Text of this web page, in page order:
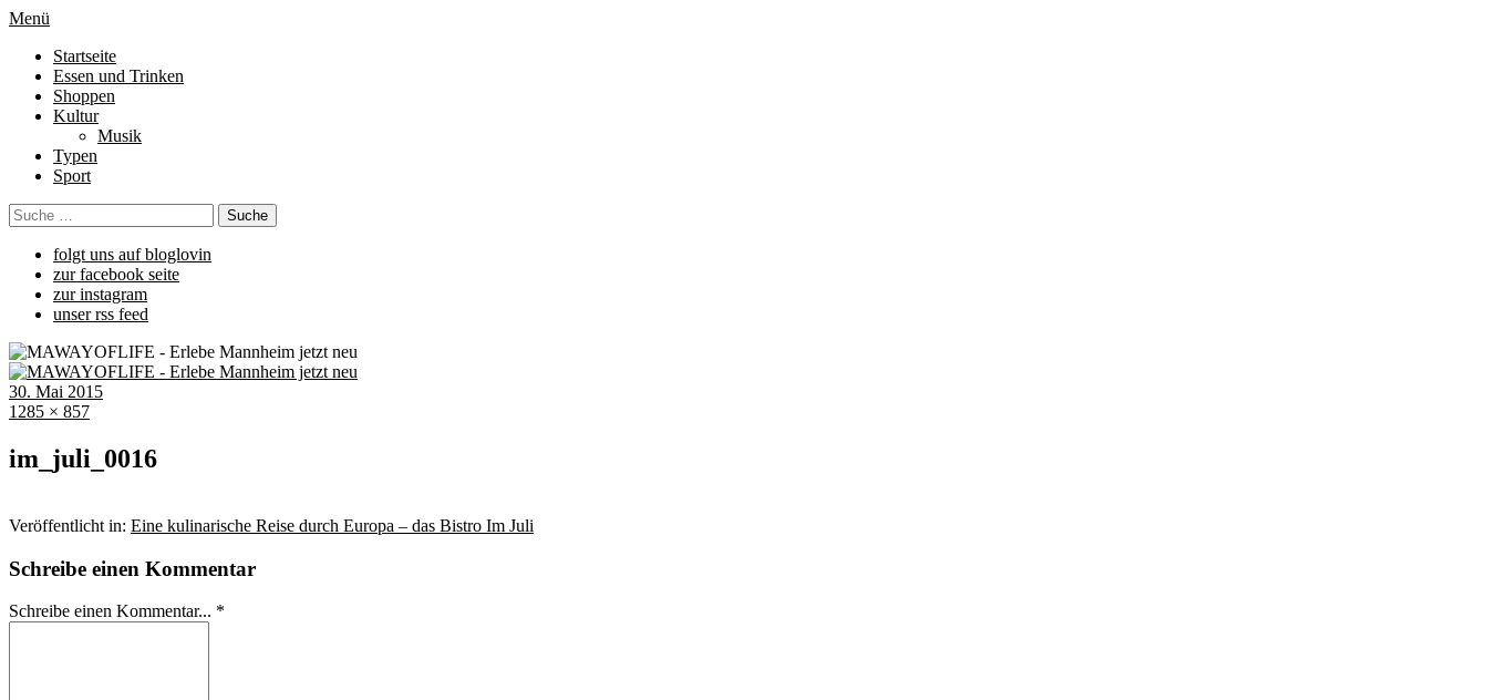
Menü
Startseite
Essen und Trinken
Shoppen
Kultur
Musik
Typen
Sport
folgt uns auf bloglovin
zur facebook seite
zur instagram
unser rss feed
30. Mai 2015
1285 × 857
im_juli_0016
Veröffentlicht in: Eine kulinarische Reise durch Europa – das Bistro Im Juli
Schreibe einen Kommentar
Schreibe einen Kommentar... *